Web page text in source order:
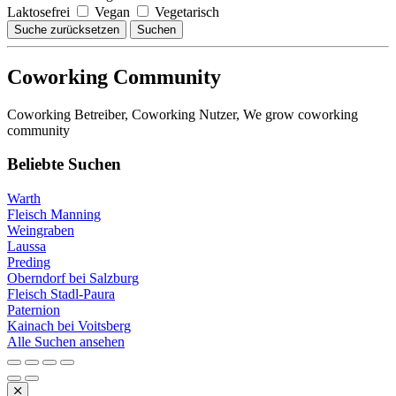
Laktosefrei
Vegan Vegetarisch
Suche zurücksetzen Suchen
Coworking Community
Coworking Betreiber, Coworking Nutzer, We grow coworking
community
Beliebte Suchen
Warth
Fleisch Manning
Weingraben
Laussa
Preding
Oberndorf bei Salzburg
Fleisch Stadl-Paura
Paternion
Kainach bei Voitsberg
Alle Suchen ansehen